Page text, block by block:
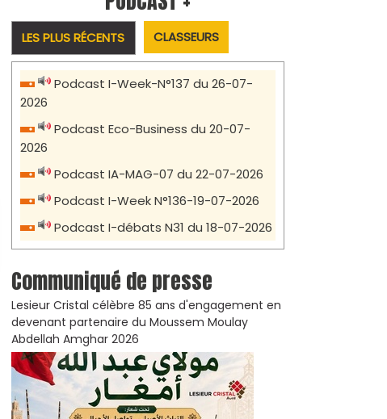
LES PLUS RÉCENTS CLASSEURS
Podcast I-Week-N°137 du 26-07-
2026
Podcast Eco-Business du 20-07-
2026
Podcast IA-MAG-07 du 22-07-2026
Podcast I-Week N°136-19-07-2026
Podcast I-débats N31 du 18-07-2026
Communiqué de presse
Lesieur Cristal célèbre 85 ans d'engagement en
devenant partenaire du Moussem Moulay
Abdellah Amghar 2026